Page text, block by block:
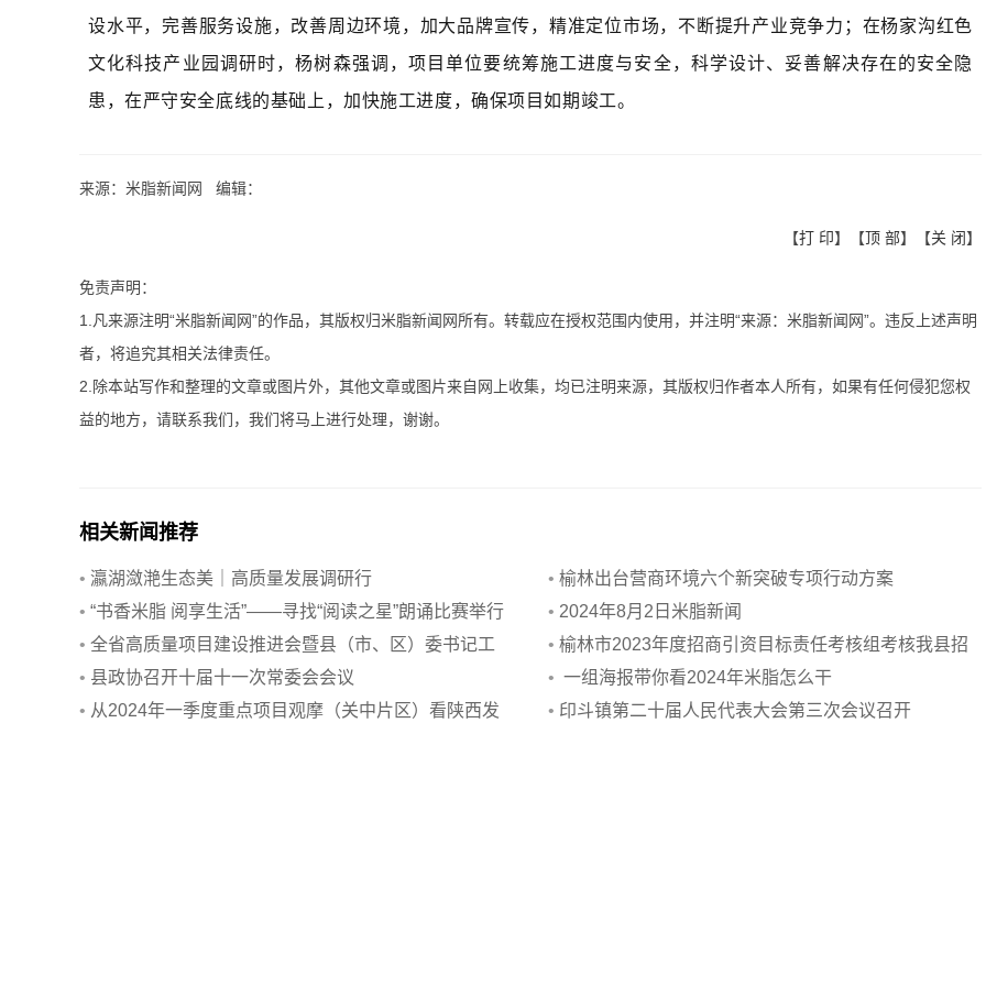
设水平，完善服务设施，改善周边环境，加大品牌宣传，精准定位市场，不断提升产业竞争力；在杨家沟红色
文化科技产业园调研时，杨树森强调，项目单位要统筹施工进度与安全，科学设计、妥善解决存在的安全隐
患，在严守安全底线的基础上，加快施工进度，确保项目如期竣工。
来源：米脂新闻网 编辑：
【打 印】【顶 部】【关 闭】
免责声明：
1.凡来源注明“米脂新闻网”的作品，其版权归米脂新闻网所有。转载应在授权范围内使用，并注明“来源：米脂新闻网”。违反上述声明
者，将追究其相关法律责任。
2.除本站写作和整理的文章或图片外，其他文章或图片来自网上收集，均已注明来源，其版权归作者本人所有，如果有任何侵犯您权
益的地方，请联系我们，我们将马上进行处理，谢谢。
相关新闻推荐
• 瀛湖潋滟生态美｜高质量发展调研行 • 榆林出台营商环境六个新突破专项行动方案
• “书香米脂 阅享生活”——寻找“阅读之星”朗诵比赛举行 • 2024年8月2日米脂新闻
• 全省高质量项目建设推进会暨县（市、区）委书记工
作交流会召开
• 榆林市2023年度招商引资目标责任考核组考核我县招
商引资工作
• 县政协召开十届十一次常委会会议 • 一组海报带你看2024年米脂怎么干
• 从2024年一季度重点项目观摩（关中片区）看陕西发
• 印斗镇第二十届人民代表大会第三次会议召开